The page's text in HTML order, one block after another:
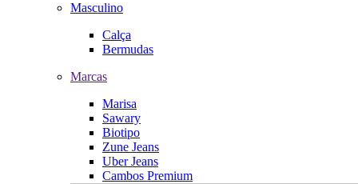
Masculino
Calça
Bermudas
Marcas
Marisa
Sawary
Biotipo
Zune Jeans
Uber Jeans
Cambos Premium